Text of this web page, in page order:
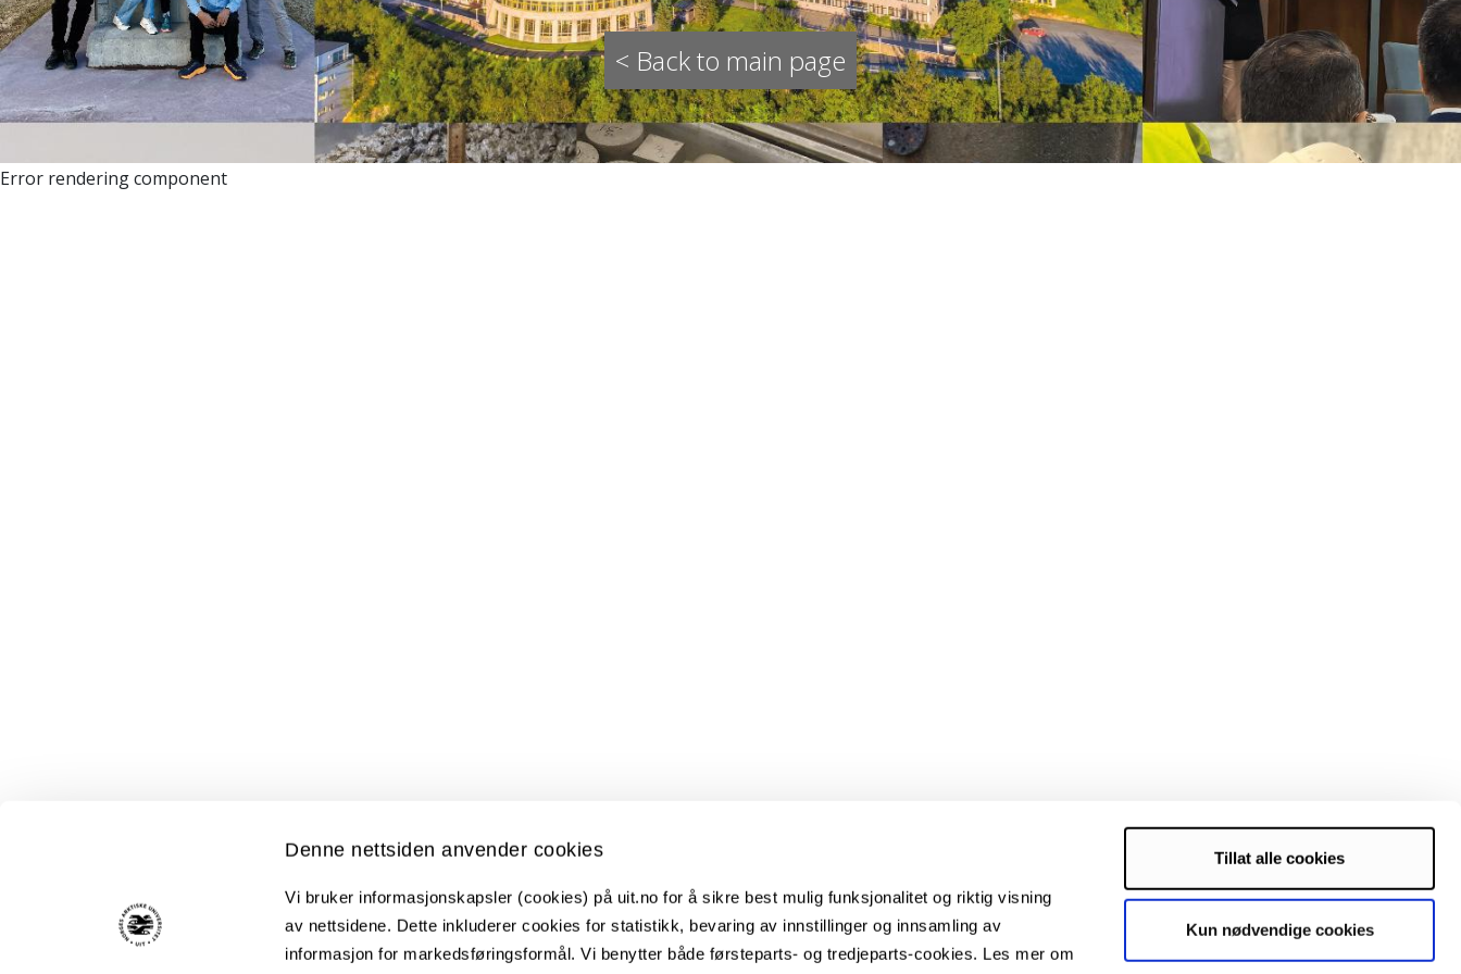
Denne nettsiden anvender cookies
Vi bruker informasjonskapsler (cookies) på uit.no for å sikre best mulig funksjonalitet og riktig visning
av nettsidene. Dette inkluderer cookies for statistikk, bevaring av innstillinger og innsamling av
informasjon for markedsføringsformål. Vi benytter både førsteparts- og tredjeparts-cookies. Les mer om
Tillat alle cookies
Kun nødvendige cookies
< Back to main page
Error rendering component